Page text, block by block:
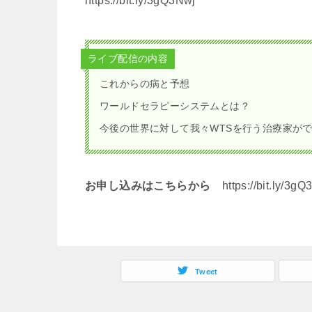
ライブ配信の内容
これからの病と予想
ワールドセラピーシステムとは？
今後の世界に対して我々WTSを行う治療家が
お申し込みはこちらから https://bit.ly/
Tweet